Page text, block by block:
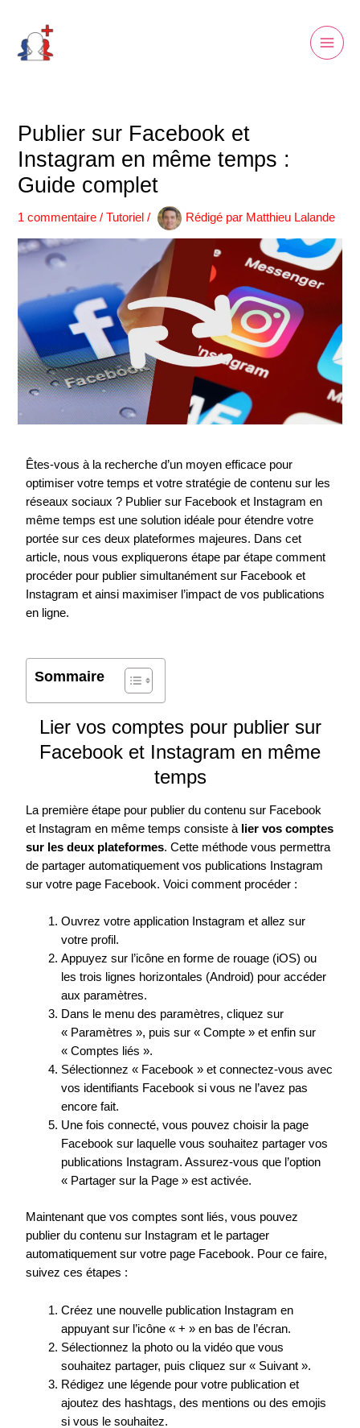
contenu
Menu
Publier sur Facebook et
Instagram en même temps :
Guide complet
1 commentaire /Tutoriel / Rédigé par Matthieu Lalande
Êtes-vous à la recherche d’un moyen efficace pour
optimiser votre temps et votre stratégie de contenu sur les
réseaux sociaux ? Publier sur Facebook et Instagram en
même temps est une solution idéale pour étendre votre
portée sur ces deux plateformes majeures. Dans cet
article, nous vous expliquerons étape par étape comment
procéder pour publier simultanément sur Facebook et
Instagram et ainsi maximiser l’impact de vos publications
en ligne.
Sommaire
Lier vos comptes pour publier sur
Facebook et Instagram en même
temps
La première étape pour publier du contenu sur Facebook
et Instagram en même temps consiste à lier vos comptes
sur les deux plateformes. Cette méthode vous permettra
de partager automatiquement vos publications Instagram
sur votre page Facebook. Voici comment procéder :
Ouvrez votre application Instagram et allez sur
votre profil.
Appuyez sur l’icône en forme de rouage (iOS) ou
les trois lignes horizontales (Android) pour accéder
aux paramètres.
Dans le menu des paramètres, cliquez sur
« Paramètres », puis sur « Compte » et enfin sur
« Comptes liés ».
Sélectionnez « Facebook » et connectez-vous avec
vos identifiants Facebook si vous ne l’avez pas
encore fait.
Une fois connecté, vous pouvez choisir la page
Facebook sur laquelle vous souhaitez partager vos
publications Instagram. Assurez-vous que l’option
« Partager sur la Page » est activée.
Maintenant que vos comptes sont liés, vous pouvez
publier du contenu sur Instagram et le partager
automatiquement sur votre page Facebook. Pour ce faire,
suivez ces étapes :
Créez une nouvelle publication Instagram en
appuyant sur l’icône « + » en bas de l’écran.
Sélectionnez la photo ou la vidéo que vous
souhaitez partager, puis cliquez sur « Suivant ».
Rédigez une légende pour votre publication et
ajoutez des hashtags, des mentions ou des emojis
si vous le souhaitez.